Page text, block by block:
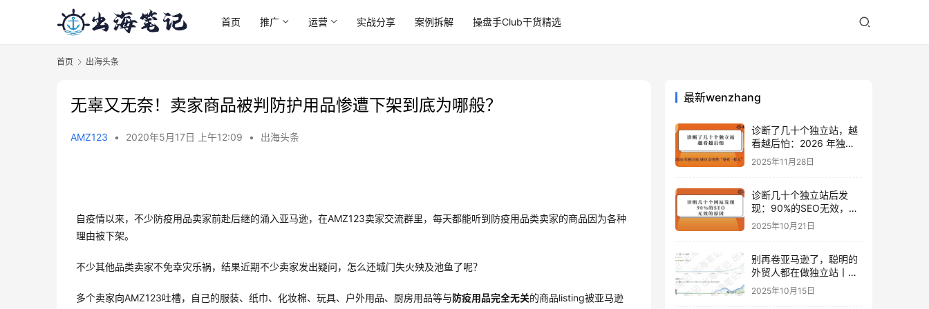
首页 推广 运营 实战分享 案例拆解 操盘手Club干货精选
首页 出海头条
无辜又无奈！卖家商品被判防护用品惨遭下架到底为哪般？
AMZ123 • 2020年5月17日 上午12:09 • 出海头条
自疫情以来，不少防疫用品卖家前赴后继的涌入亚马逊，在AMZ123卖家交流群里，每天都能听到防疫用品类卖家的商品因为各种
理由被下架。
不少其他品类卖家不免幸灾乐祸，结果近期不少卖家发出疑问，怎么还城门失火殃及池鱼了呢？
多个卖家向AMZ123吐槽，自己的服装、纸巾、化妆棉、玩具、户外用品、厨房用品等与防疫用品完全无关的商品listing被亚马逊
最新wenzhang
诊断了几十个独立站，越
看越后怕：2026 年独立
站 SEO 可能会突然“卷死
一批人”？
2025年11月28日
诊断几十个独立站后发
现：90%的SEO无效，是
因为忽略了这关键一步
2025年10月21日
别再卷亚马逊了，聪明的
外贸人都在做独立站丨出
海笔记
2025年10月15日